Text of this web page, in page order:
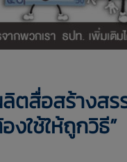
ตสื่อสร้างส
งใช้ให้ถูกวิธี”